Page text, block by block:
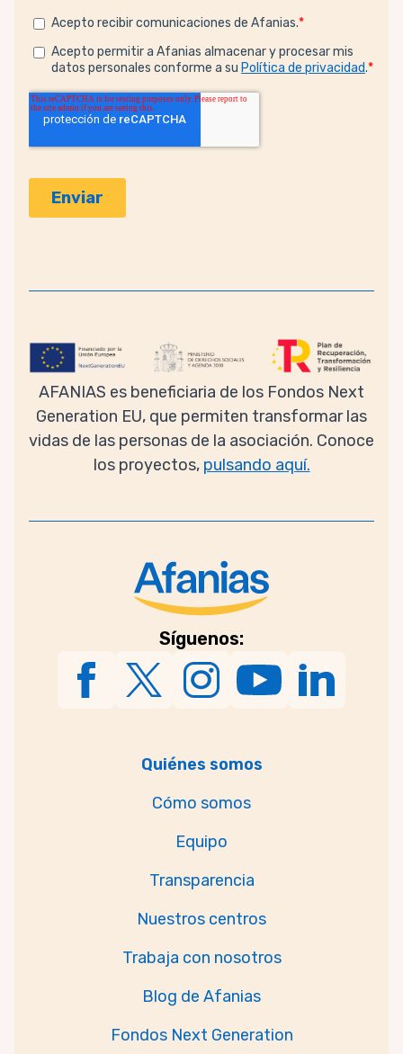
AFANIAS es beneficiaria de los Fondos Next
Generation EU, que permiten transformar las
vidas de las personas de la asociación. Conoce
los proyectos, pulsando aquí.
Síguenos:
Quiénes somos
Cómo somos
Equipo
Transparencia
Nuestros centros
Trabaja con nosotros
Blog de Afanias
Fondos Next Generation